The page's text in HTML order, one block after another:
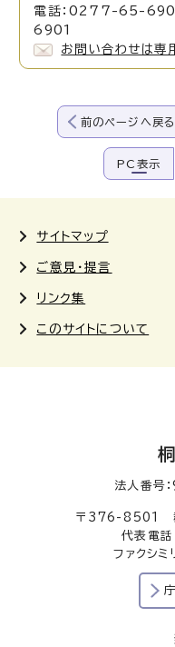
電話：0277-65-
6901
お問い合わせは専
前のページへ戻る
PC表示
サイトマップ
ご意見・提言
リンク集
このサイトについて
法人番
〒376-8501 群
代表電
ファクシ